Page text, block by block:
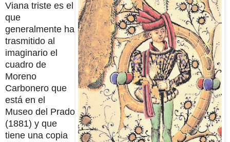
Viana triste es el
que
generalmente ha
trasmitido al
imaginario el
cuadro de
Moreno
Carbonero que
está en el
Museo del Prado
(1881) y que
tiene una copia